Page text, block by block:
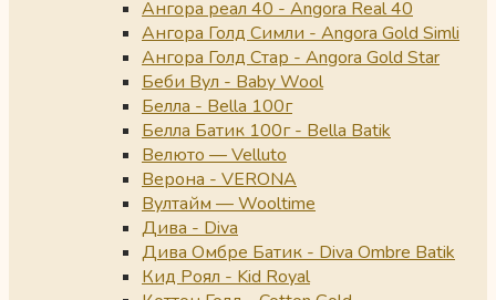
Ангора реал 40 - Angora Real 40
Ангора Голд Симли - Angora Gold Simli
Ангора Голд Стар - Angora Gold Star
Беби Вул - Baby Wool
Белла - Bella 100г
Белла Батик 100г - Bella Batik
Велюто — Velluto
Верона - VERONA
Вултайм — Wooltime
Дива - Diva
Дива Омбре Батик - Diva Ombre Batik
Кид Роял - Kid Royal